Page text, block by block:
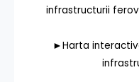
infrastructurii
►Harta